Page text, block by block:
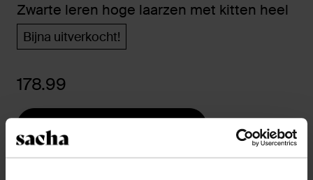
Zwarte leren hoge laarzen met kitten heel
Bijna uitverkocht!
178.99
Kies jouw maat